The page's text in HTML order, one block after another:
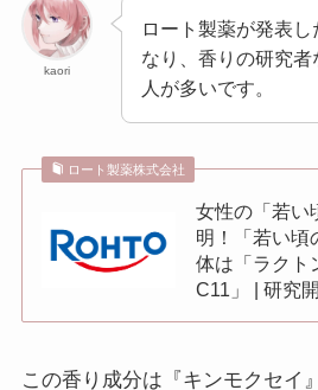
kaori
ロート製薬が発表
なり、香りの研究者
人が多いです。
ロート製薬株式会社
女性の「若い
明！「若い頃
体は「ラクト
C11」 | 研究
この香り成分は『キンモクセイ